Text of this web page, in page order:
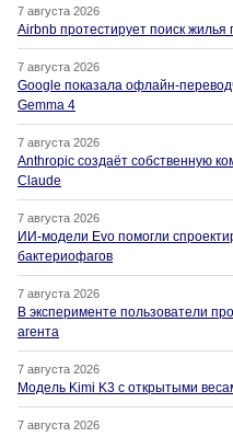
7 августа 2026
Airbnb протестирует поиск
7 августа 2026
Google показала офлайн-
Gemma 4
7 августа 2026
Anthropic создаёт собственную
Claude
7 августа 2026
ИИ-модели Evo помогли
бактериофагов
7 августа 2026
В эксперименте пользователи
агента
7 августа 2026
Модель Kimi K3 с открытыми
7 августа 2026